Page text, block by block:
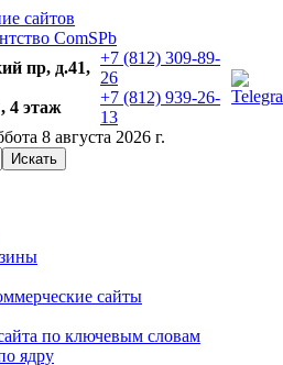
пр, д.41,
4 этаж
+7 (812) 309-89-
26
+7 (812) 939-26-
13
8 августа 2026 г.
сайты
по ключевым словам
ядру